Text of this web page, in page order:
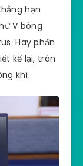
hạn
V bóng
Hay phần
kế lại, tràn
khí.